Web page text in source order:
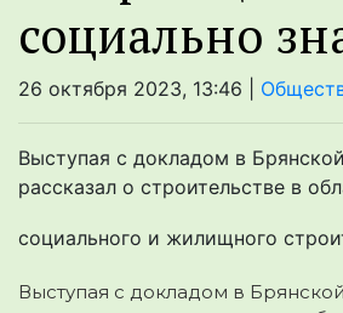
социально
26 октября 2023, 13:46 |
Выступая с докладом в
рассказал о строительстве в
социального и жилищного
Выступая с докладом в